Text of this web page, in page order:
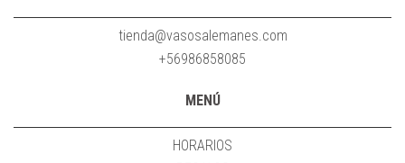
tienda@vasosalemanes.com
+56986858085
MENÚ
HORARIOS